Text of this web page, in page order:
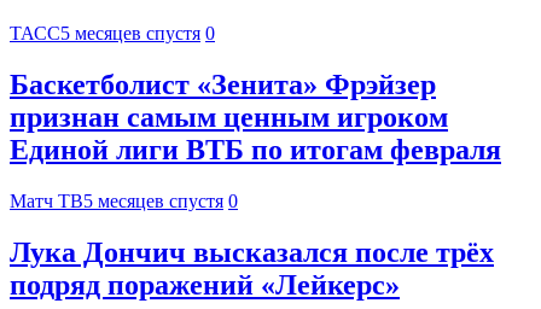
ТАСС5 месяцев спустя 0
Баскетболист «Зенита» Фрэйзер
признан самым ценным игроком
Единой лиги ВТБ по итогам февраля
Матч ТВ5 месяцев спустя 0
Лука Дончич высказался после трёх
подряд поражений «Лейкерс»